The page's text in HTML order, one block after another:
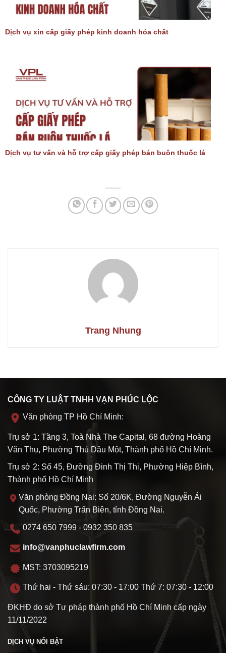
Dịch vụ xin cấp giấy phép kinh doanh hóa chất
Dịch vụ tư vấn và hỗ trợ cấp giấy phép bán buôn thuốc lá
Trang Nhung
CÔNG TY LUẬT TNHH VẠN PHÚC LỘC
Văn phòng TP Hồ Chí Minh:
Trụ sở 1: Tầng 3, Toà Nhà The Capital, 68 đường Hoàng
Văn Thụ, Phường Thủ Dầu Một, Thành phố Hồ Chí Minh.
Trụ sở 2: Số 45, Đường Đinh Thị Thi, Phường Hiệp Bình,
Thành phố Hồ Chí Minh
Văn phòng Đồng Nai: Số 20/6K, Đường Nguyễn Ái
Quốc, Phường Trấn Biên, tỉnh Đồng Nai.
0274 650 7999 - 0932 350 835
info@vanphuclawfirm.com
MST: 3703095219
Thứ hai - Thứ sáu: 07:30 - 17:00 Thứ 7: 07:30 - 12:00
ĐKHĐ do sở Tư pháp thành phố Hồ Chí Minh cấp ngày
11/11/2022
DỊCH VỤ NỔI BẬT